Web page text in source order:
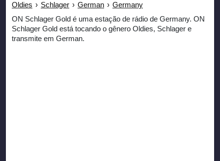
Oldies › Schlager › German › Germany
ON Schlager Gold é uma estação de rádio de Germany. ON
Schlager Gold está tocando o gênero Oldies, Schlager e
transmite em German.